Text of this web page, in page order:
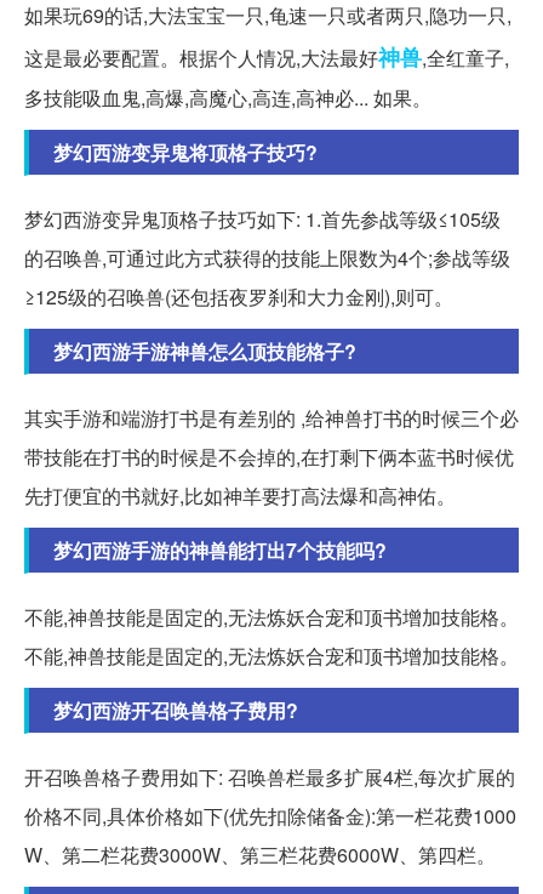
如果玩69的话,大法宝宝一只,龟速一只或者两只,隐功一只,
这是最必要配置。根据个人情况,大法最好神兽,全红童子,
多技能吸血鬼,高爆,高魔心,高连,高神必... 如果。
梦幻西游变异鬼将顶格子技巧?
梦幻西游变异鬼顶格子技巧如下: 1.首先参战等级≤105级
的召唤兽,可通过此方式获得的技能上限数为4个;参战等级
≥125级的召唤兽(还包括夜罗刹和大力金刚),则可。
梦幻西游手游神兽怎么顶技能格子?
其实手游和端游打书是有差别的 ,给神兽打书的时候三个必
带技能在打书的时候是不会掉的,在打剩下俩本蓝书时候优
先打便宜的书就好,比如神羊要打高法爆和高神佑。
梦幻西游手游的神兽能打出7个技能吗?
不能,神兽技能是固定的,无法炼妖合宠和顶书增加技能格。
不能,神兽技能是固定的,无法炼妖合宠和顶书增加技能格。
梦幻西游开召唤兽格子费用?
开召唤兽格子费用如下: 召唤兽栏最多扩展4栏,每次扩展的
价格不同,具体价格如下(优先扣除储备金):第一栏花费1000
W、第二栏花费3000W、第三栏花费6000W、第四栏。